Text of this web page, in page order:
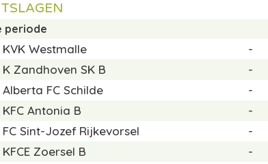
periode
KVK Westmalle -
K Zandhoven SK B -
Alberta FC Schilde -
KFC Antonia B -
FC Sint-Jozef Rijkevorsel -
KFCE Zoersel B -